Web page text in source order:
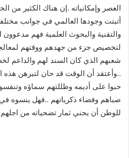
العصر وإمكانياته .إن هناك الكثير من
أثبتت وجودها العالمي في جوانب
والتقنية والبحوث العلمية فهم
لتخصيص جزء من جهدهم ووقتهم
شعبهم الذي كان السند لهم والداعم
..وأعتقد أن الوقت قد حان لتبرهن هذه
حبوا على أديمه وظللتهم سماؤه
صباهم وفضاء ذكرياتهم ..فهل ينسوه
للوطن أن يجني ثمار تضحياته من